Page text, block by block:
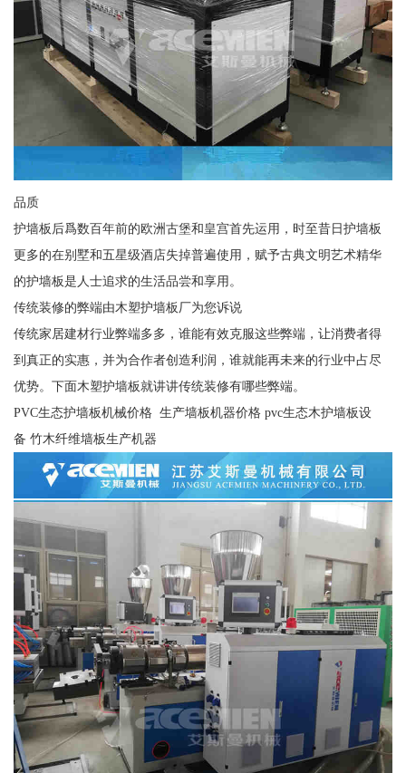
品质
护墙板后爲数百年前的欧洲古堡和皇宫首先运用，时至昔日护墙板
更多的在别墅和五星级酒店失掉普遍使用，赋予古典文明艺术精华
的护墙板是人士追求的生活品尝和享用。
传统装修的弊端由木塑护墙板厂为您诉说
传统家居建材行业弊端多多，谁能有效克服这些弊端，让消费者得
到真正的实惠，并为合作者创造利润，谁就能再未来的行业中占尽
优势。下面木塑护墙板就讲讲传统装修有哪些弊端。
PVC生态护墙板机械价格 生产墙板机器价格 pvc生态木护墙板设
备 竹木纤维墙板生产机器